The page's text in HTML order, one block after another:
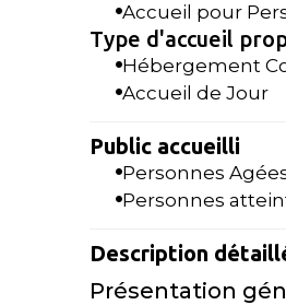
Accueil pour
Type d'accueil
Hébergement
Accueil de Jour
Public accueilli
Personnes
Personnes
Description
Présentation